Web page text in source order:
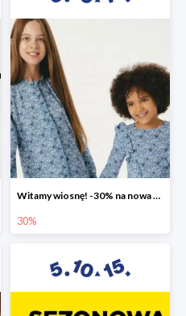
Witamy wiosnę! -30% na nowa kolekcję
30%